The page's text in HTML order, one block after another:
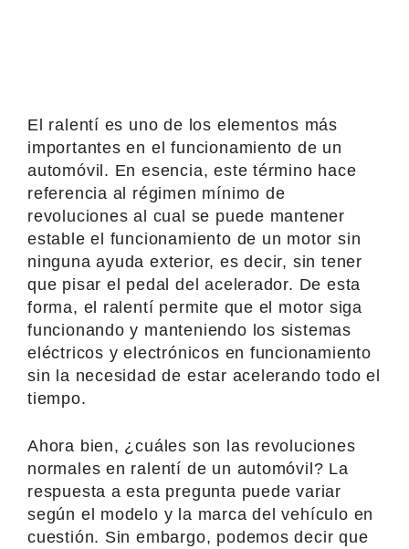
El ralentí es uno de los elementos más
importantes en el funcionamiento de un
automóvil. En esencia, este término hace
referencia al régimen mínimo de
revoluciones al cual se puede mantener
estable el funcionamiento de un motor sin
ninguna ayuda exterior, es decir, sin tener
que pisar el pedal del acelerador. De esta
forma, el ralentí permite que el motor siga
funcionando y manteniendo los sistemas
eléctricos y electrónicos en funcionamiento
sin la necesidad de estar acelerando todo el
tiempo.
Ahora bien, ¿cuáles son las revoluciones
normales en ralentí de un automóvil? La
respuesta a esta pregunta puede variar
según el modelo y la marca del vehículo en
cuestión. Sin embargo, podemos decir que